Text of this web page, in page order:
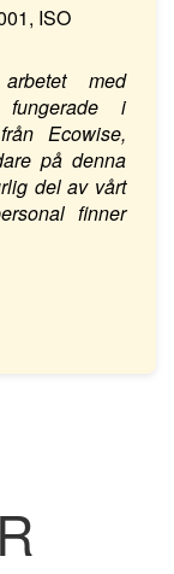
ISO
med
fungerade i
Ecowise,
på denna
del av vårt
finner